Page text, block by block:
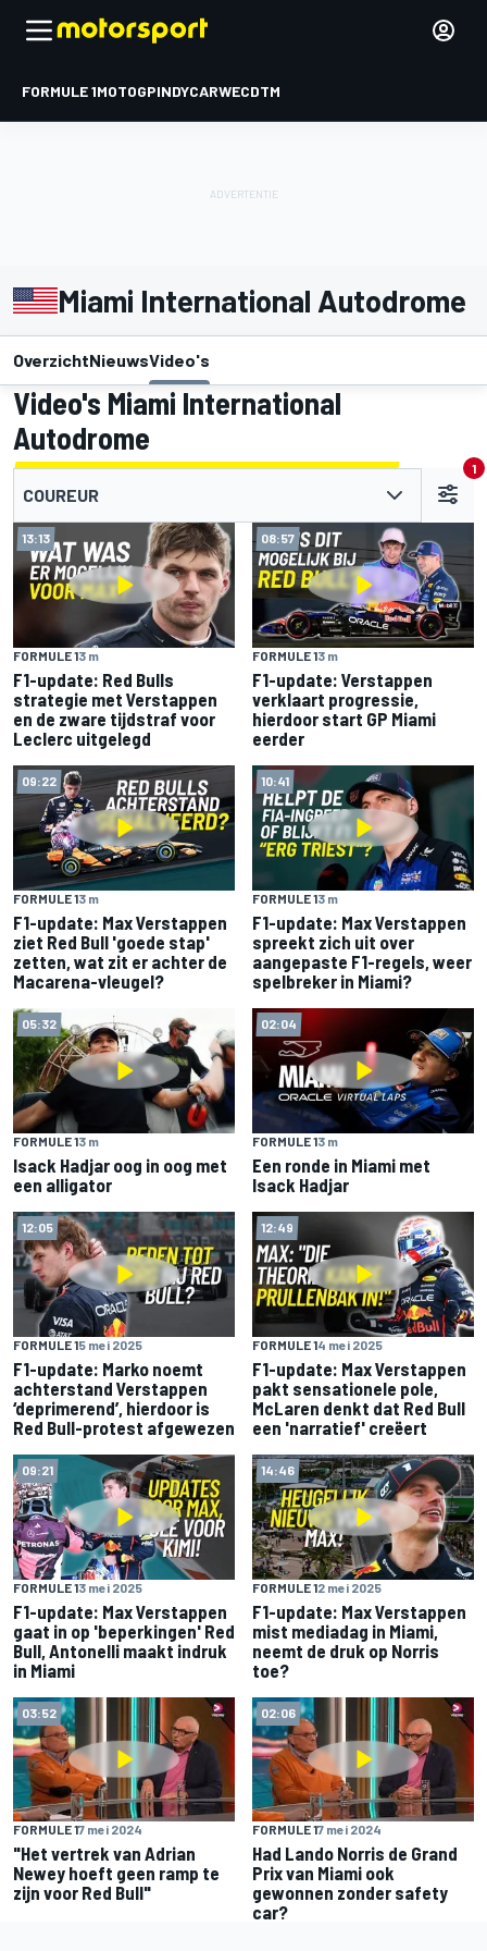
FORMULE 1MOTOGPINDYCARWECDTM
Miami International Autodrome
OverzichtNieuwsVideo's
Video's Miami International
Autodrome
COUREUR
1
13:13
FORMULE 13 m
F1-update: Red Bulls
strategie met Verstappen
en de zware tijdstraf voor
Leclerc uitgelegd
08:57
FORMULE 13 m
F1-update: Verstappen
verklaart progressie,
hierdoor start GP Miami
eerder
09:22
FORMULE 13 m
F1-update: Max Verstappen
ziet Red Bull 'goede stap'
zetten, wat zit er achter de
Macarena-vleugel?
10:41
FORMULE 13 m
F1-update: Max Verstappen
spreekt zich uit over
aangepaste F1-regels, weer
spelbreker in Miami?
05:32
FORMULE 13 m
Isack Hadjar oog in oog met
een alligator
02:04
FORMULE 13 m
Een ronde in Miami met
Isack Hadjar
12:05
FORMULE 15 mei 2025
F1-update: Marko noemt
achterstand Verstappen
‘deprimerend’, hierdoor is
Red Bull-protest afgewezen
12:49
FORMULE 14 mei 2025
F1-update: Max Verstappen
pakt sensationele pole,
McLaren denkt dat Red Bull
een 'narratief' creëert
09:21
FORMULE 13 mei 2025
F1-update: Max Verstappen
gaat in op 'beperkingen' Red
Bull, Antonelli maakt indruk
in Miami
14:46
FORMULE 12 mei 2025
F1-update: Max Verstappen
mist mediadag in Miami,
neemt de druk op Norris
toe?
03:52
FORMULE 17 mei 2024
"Het vertrek van Adrian
Newey hoeft geen ramp te
zijn voor Red Bull"
02:06
FORMULE 17 mei 2024
Had Lando Norris de Grand
Prix van Miami ook
gewonnen zonder safety
car?